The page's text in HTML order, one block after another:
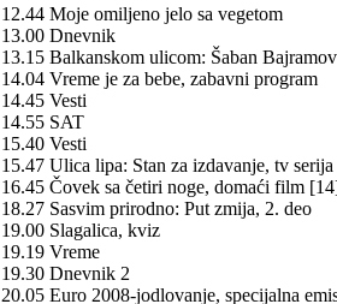
12.44 Moje omiljeno jelo sa vegetom
13.00 Dnevnik
13.15 Balkanskom ulicom: Šaban
14.04 Vreme je za bebe, zabavni program
14.45 Vesti
14.55 SAT
15.40 Vesti
15.47 Ulica lipa: Stan za izdavanje, tv serija
16.45 Čovek sa četiri noge, domaći film
18.27 Sasvim prirodno: Put zmija, 2. deo
19.00 Slagalica, kviz
19.19 Vreme
19.30 Dnevnik 2
20.05 Euro 2008-jodlovanje, specijalna